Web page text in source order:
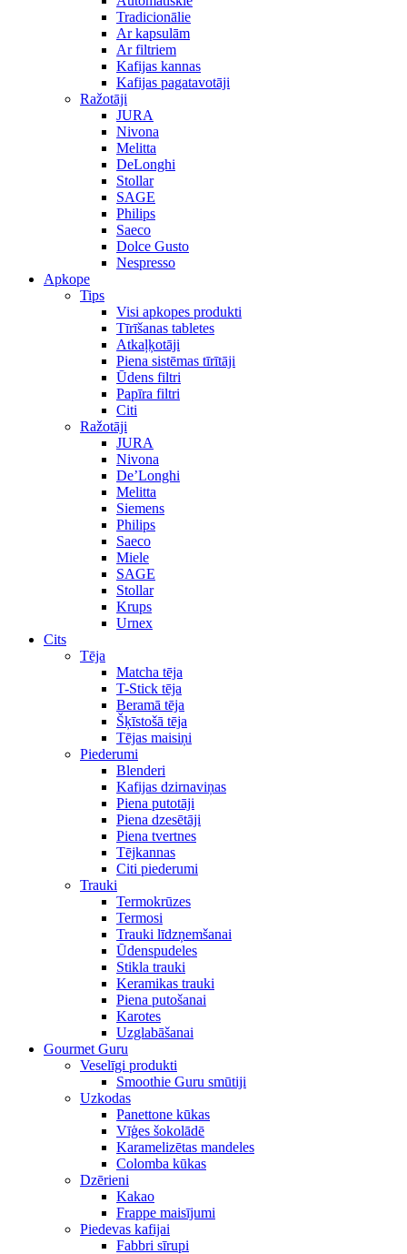
Tradicionālie
Ar kapsulām
Ar filtriem
Kafijas kannas
Kafijas pagatavotāji
Ražotāji
JURA
Nivona
Melitta
DeLonghi
Stollar
SAGE
Philips
Saeco
Dolce Gusto
Nespresso
Apkope
Tips
Visi apkopes produkti
Tīrīšanas tabletes
Atkaļķotāji
Piena sistēmas tīrītāji
Ūdens filtri
Papīra filtri
Citi
Ražotāji
JURA
Nivona
De’Longhi
Melitta
Siemens
Philips
Saeco
Miele
SAGE
Stollar
Krups
Urnex
Cits
Tēja
Matcha tēja
T-Stick tēja
Beramā tēja
Šķīstošā tēja
Tējas maisiņi
Piederumi
Blenderi
Kafijas dzirnaviņas
Piena putotāji
Piena dzesētāji
Piena tvertnes
Tējkannas
Citi piederumi
Trauki
Termokrūzes
Termosi
Trauki līdzņemšanai
Ūdenspudeles
Stikla trauki
Keramikas trauki
Piena putošanai
Karotes
Uzglabāšanai
Gourmet Guru
Veselīgi produkti
Smoothie Guru smūtiji
Uzkodas
Panettone kūkas
Vīģes šokolādē
Karamelizētas mandeles
Colomba kūkas
Dzērieni
Kakao
Frappe maisījumi
Piedevas kafijai
Fabbri sīrupi